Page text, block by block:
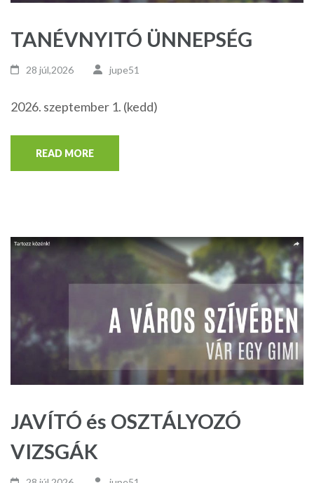
TANÉVNYITÓ ÜNNEPSÉG
28 júl,2026 jupe51
2026. szeptember 1. (kedd)
READ MORE
JAVÍTÓ és OSZTÁLYOZÓ
VIZSGÁK